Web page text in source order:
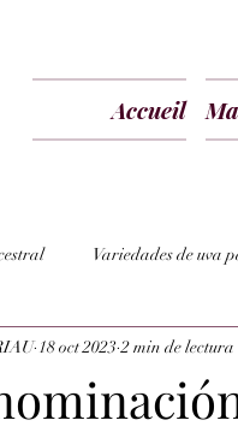
Accueil
Variedades de uva
18 oct 2023 2 min de lectura